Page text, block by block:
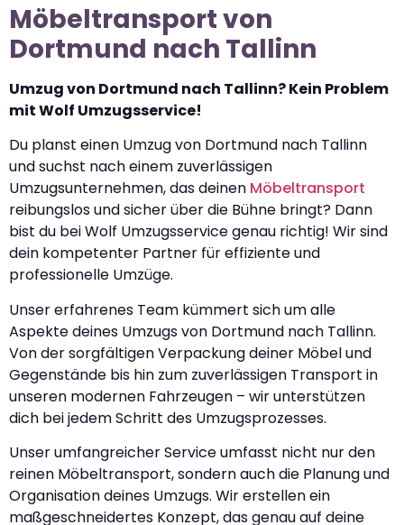
Möbeltransport von
Dortmund nach Tallinn
Umzug von Dortmund nach Tallinn? Kein Problem
mit Wolf Umzugsservice!
Du planst einen Umzug von Dortmund nach Tallinn
und suchst nach einem zuverlässigen
Umzugsunternehmen, das deinen Möbeltransport
reibungslos und sicher über die Bühne bringt? Dann
bist du bei Wolf Umzugsservice genau richtig! Wir sind
dein kompetenter Partner für effiziente und
professionelle Umzüge.
Unser erfahrenes Team kümmert sich um alle
Aspekte deines Umzugs von Dortmund nach Tallinn.
Von der sorgfältigen Verpackung deiner Möbel und
Gegenstände bis hin zum zuverlässigen Transport in
unseren modernen Fahrzeugen – wir unterstützen
dich bei jedem Schritt des Umzugsprozesses.
Unser umfangreicher Service umfasst nicht nur den
reinen Möbeltransport, sondern auch die Planung und
Organisation deines Umzugs. Wir erstellen ein
maßgeschneidertes Konzept, das genau auf deine